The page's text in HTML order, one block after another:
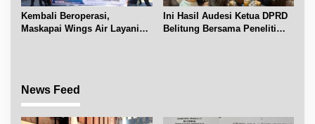
Kembali Beroperasi,
Maskapai Wings Air Layani
Ini Hasil Audesi Ketua DPRD
Belitung Bersama Peneliti
News Feed